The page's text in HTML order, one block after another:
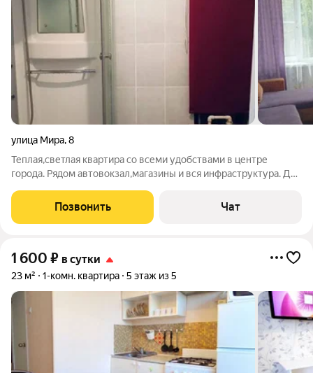
улица Мира,8
Теплая,светлая квартира со всеми удобствами в центре
города. Рядом автовокзал,магазины и вся инфраструктура. Для
рублей. Количество гостей 2 человека.Заезд после 14 часов,
выезд до 12 часов
Позвонить Чат
1 600 ₽ в сутки
23 м² 1-комн. квартира 5 этаж из 5